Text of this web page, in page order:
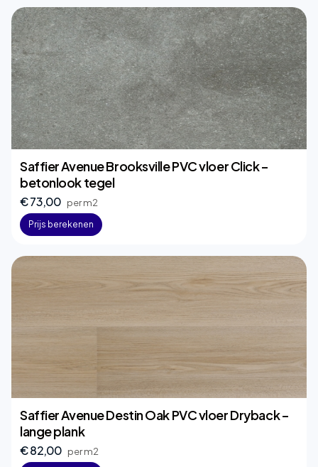
Saffier Avenue Brooksville PVC vloer Click –
betonlook tegel
€ 73,00 per m2
Prijs berekenen
Saffier Avenue Destin Oak PVC vloer Dryback –
lange plank
€ 82,00 per m2